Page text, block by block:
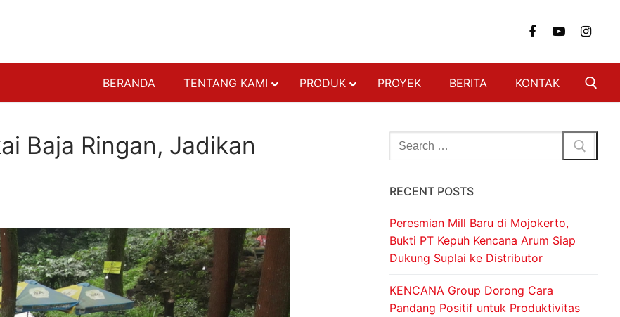
BERANDA TENTANG KAMI PRODUK
GENTENG
RANGKA PARTISI BAJA RINGAN
RANGKA PLAFON
STRUKTURAL DECKING
AKSESORIS
PROYEK BERITA KONTAK
Baja Ringan, Jadikan
RECENT POSTS
Peresmian Mill Baru di Mojokerto,
Bukti PT Kepuh Kencana Arum Siap
Dukung Suplai ke Distributor
KENCANA Group Dorong Cara
Pandang Positif untuk Produktivitas